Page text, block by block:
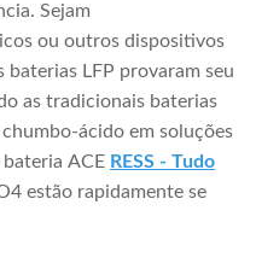
Sejam
ou outros dispositivos
baterias LFP provaram seu
as tradicionais baterias
ácido em soluções
ACE RESS - Tudo
estão rapidamente se